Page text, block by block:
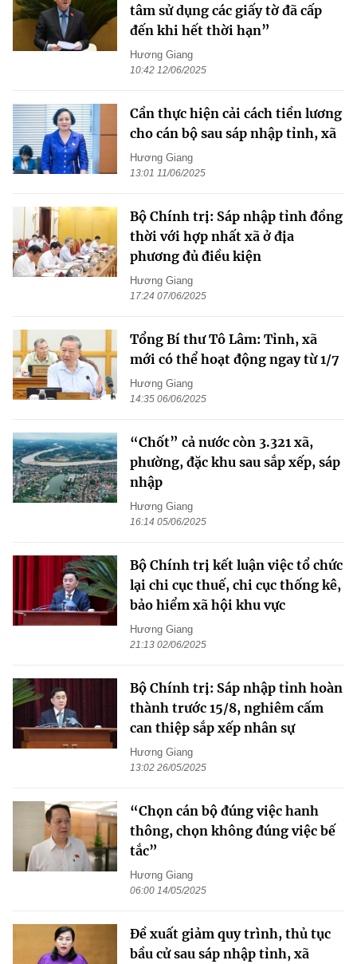
tâm sử dụng các giấy tờ đã cấp
đến khi hết thời hạn”
Hương Giang
10:42 12/06/2025
Cần thực hiện cải cách tiền lương
cho cán bộ sau sáp nhập tỉnh, xã
Hương Giang
13:01 11/06/2025
Bộ Chính trị: Sáp nhập tỉnh đồng
thời với hợp nhất xã ở địa
phương đủ điều kiện
Hương Giang
17:24 07/06/2025
Tổng Bí thư Tô Lâm: Tỉnh, xã
mới có thể hoạt động ngay từ 1/7
Hương Giang
14:35 06/06/2025
“Chốt” cả nước còn 3.321 xã,
phường, đặc khu sau sắp xếp, sáp
nhập
Hương Giang
16:14 05/06/2025
Bộ Chính trị kết luận việc tổ chức
lại chi cục thuế, chi cục thống kê,
bảo hiểm xã hội khu vực
Hương Giang
21:13 02/06/2025
Bộ Chính trị: Sáp nhập tỉnh hoàn
thành trước 15/8, nghiêm cấm
can thiệp sắp xếp nhân sự
Hương Giang
13:02 26/05/2025
“Chọn cán bộ đúng việc hanh
thông, chọn không đúng việc bế
tắc”
Hương Giang
06:00 14/05/2025
Đề xuất giảm quy trình, thủ tục
bầu cử sau sáp nhập tỉnh, xã